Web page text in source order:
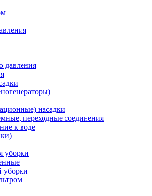
давления
насадки
переходные соединения
к воде
уборки
уборки